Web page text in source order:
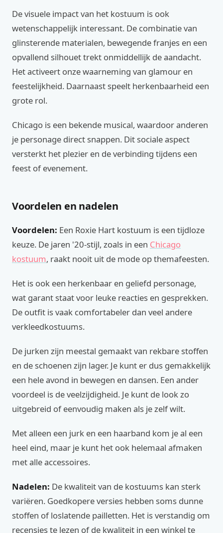
De visuele impact van het kostuum is ook
wetenschappelijk interessant. De combinatie van
glinsterende materialen, bewegende franjes en een
opvallend silhouet trekt onmiddellijk de aandacht.
Het activeert onze waarneming van glamour en
feestelijkheid. Daarnaast speelt herkenbaarheid een
grote rol.
Chicago is een bekende musical, waardoor anderen
je personage direct snappen. Dit sociale aspect
versterkt het plezier en de verbinding tijdens een
feest of evenement.
Voordelen en nadelen
Voordelen: Een Roxie Hart kostuum is een tijdloze
keuze. De jaren '20-stijl, zoals in een Chicago
kostuum, raakt nooit uit de mode op themafeesten.
Het is ook een herkenbaar en geliefd personage,
wat garant staat voor leuke reacties en gesprekken.
De outfit is vaak comfortabeler dan veel andere
verkleedkostuums.
De jurken zijn meestal gemaakt van rekbare stoffen
en de schoenen zijn lager. Je kunt er dus gemakkelijk
een hele avond in bewegen en dansen. Een ander
voordeel is de veelzijdigheid. Je kunt de look zo
uitgebreid of eenvoudig maken als je zelf wilt.
Met alleen een jurk en een haarband kom je al een
heel eind, maar je kunt het ook helemaal afmaken
met alle accessoires.
Nadelen: De kwaliteit van de kostuums kan sterk
variëren. Goedkopere versies hebben soms dunne
stoffen of loslatende pailletten. Het is verstandig om
recensies te lezen of de kwaliteit in een winkel te